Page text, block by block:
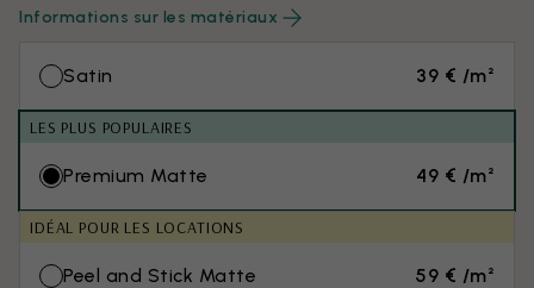
Informations sur les matériaux
Satin 39 € /m²
LES PLUS POPULAIRES
Premium Matte 49 € /m²
IDÉAL POUR LES LOCATIONS
Peel and Stick Matte 59 € /m²